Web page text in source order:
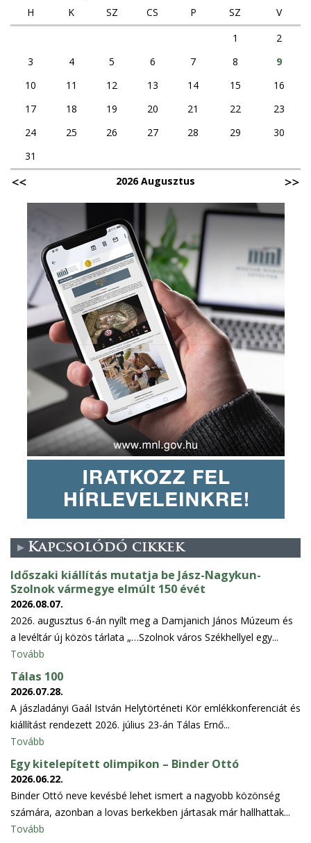
H
K SZ CS P SZ
V
1
2
3
4 5 6 7 8
9
10
11 12 13 14 15
16
17
18 19 20 21 22
23
24
25 26 27 28 29
30
31
2026 Augusztus
Kapcsolódó cikkek
Időszaki kiállítás mutatja be Jász-Nagykun-
Szolnok vármegye elmúlt 150 évét
2026.08.07.
2026. augusztus 6-án nyílt meg a Damjanich János Múzeum és
a levéltár új közös tárlata „…Szolnok város Székhellyel egy...
Tovább
Tálas 100
2026.07.28.
A jászladányi Gaál István Helytörténeti Kör emlékkonferenciát és
kiállítást rendezett 2026. július 23-án Tálas Ernő...
Tovább
Egy kitelepített olimpikon – Binder Ottó
2026.06.22.
Binder Ottó neve kevésbé lehet ismert a nagyobb közönség
számára, azonban a lovas berkekben jártasak már hallhattak...
Tovább